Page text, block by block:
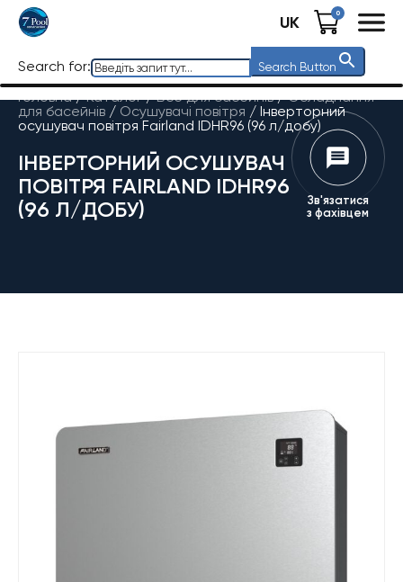
UK 0
Search for: Search Button
Головна / Каталог/Все для басейнів/Обладнання
для басейнів / Осушувачі повітря / Інверторний
осушувач повітря Fairland IDHR96 (96 л/добу)
ІНВЕРТОРНИЙ ОСУШУВАЧ
ПОВІТРЯ FAIRLAND IDHR96
(96 Л/ДОБУ)
Зв'язатися
з фахівцем